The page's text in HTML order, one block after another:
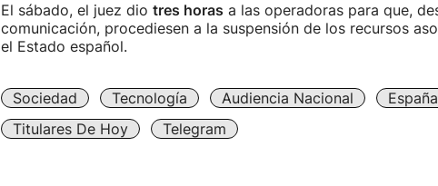
El sábado, el juez dio tres horas a las operadoras para que,
comunicación, procediesen a la suspensión de los recursos
el Estado español.
Sociedad Tecnología Audiencia Nacional España
Titulares De Hoy
Telegram